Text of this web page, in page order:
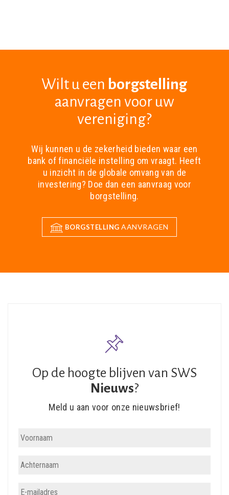
Wilt u een borgstelling
aanvragen voor uw
vereniging?
Wij kunnen u de zekerheid bieden waar een
bank of financiële instelling om vraagt. Heeft
u inzicht in de globale omvang van de
investering? Doe dan een aanvraag voor
borgstelling.
BORGSTELLING AANVRAGEN
Op de hoogte blijven van SWS
Nieuws?
Meld u aan voor onze nieuwsbrief!